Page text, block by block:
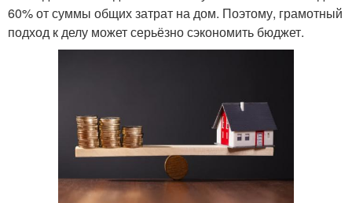
60% от суммы общих затрат на дом. Поэтому, грамотный
подход к делу может серьёзно сэкономить бюджет.